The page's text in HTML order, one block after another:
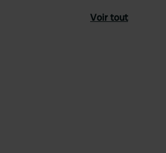
Voir tout